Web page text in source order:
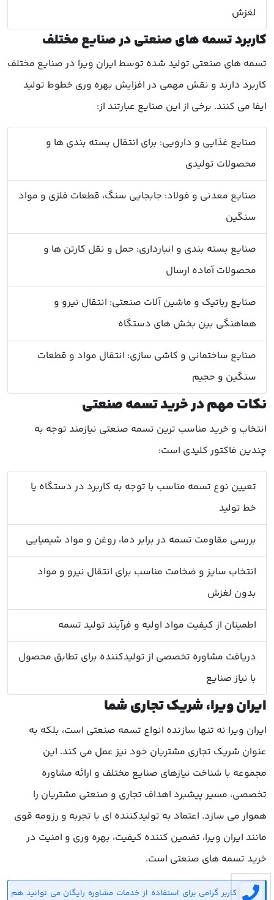
لغزش
کاربرد تسمه های صنعتی در صنایع مختلف
تسمه های صنعتی تولید شده توسط ایران ویرا در صنایع مختلف
کاربرد دارند و نقش مهمی در افزایش بهره وری خطوط تولید
ایفا می کنند. برخی از این صنایع عبارتند از:
صنایع غذایی و دارویی: برای انتقال بسته بندی ها و
محصولات تولیدی
صنایع معدنی و فولاد: جابجایی سنگ، قطعات فلزی و مواد
سنگین
صنایع بسته بندی و انبارداری: حمل و نقل کارتن ها و
محصولات آماده ارسال
صنایع رباتیک و ماشین آلات صنعتی: انتقال نیرو و
هماهنگی بین بخش های دستگاه
صنایع ساختمانی و کاشی سازی: انتقال مواد و قطعات
سنگین و حجیم
نکات مهم در خرید تسمه صنعتی
انتخاب و خرید مناسب ترین تسمه صنعتی نیازمند توجه به
چندین فاکتور کلیدی است:
تعیین نوع تسمه مناسب با توجه به کاربرد در دستگاه یا
خط تولید
بررسی مقاومت تسمه در برابر دما، روغن و مواد شیمیایی
انتخاب سایز و ضخامت مناسب برای انتقال نیرو و مواد
بدون لغزش
اطمینان از کیفیت مواد اولیه و فرآیند تولید تسمه
دریافت مشاوره تخصصی از تولیدکننده برای تطابق محصول
با نیاز صنایع
ایران ویرا، شریک تجاری شما
ایران ویرا نه تنها سازنده انواع تسمه صنعتی است، بلکه به
عنوان شریک تجاری مشتریان خود نیز عمل می کند. این
مجموعه با شناخت نیازهای صنایع مختلف و ارائه مشاوره
تخصصی، مسیر پیشبرد اهداف تجاری و صنعتی مشتریان را
هموار می سازد. اعتماد به تولیدکننده ای با تجربه و رزومه قوی
مانند ایران ویرا، تضمین کننده کیفیت، بهره وری و امنیت در
خرید تسمه های صنعتی است.
کاربر گرامی برای استفاده از خدمات مشاوره رایگان می توانید هم